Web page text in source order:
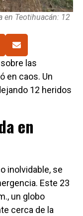
en Teotihuacán: 12
las
en caos. Un
12 heridos
en
inolvidable, se
Este 23
un globo
cerca de la